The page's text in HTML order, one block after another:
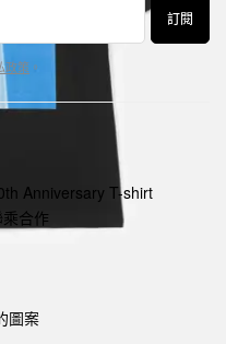
訂閱
政策 。
Anniversary T-shirt
合作
圖案